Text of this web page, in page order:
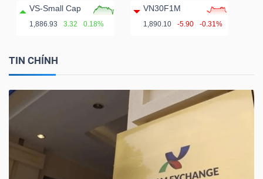
VS-Small Cap
1,886.93 3.32 0.18%
VN30F1M
1,890.10 -5.90 -0.31%
TIN CHÍNH